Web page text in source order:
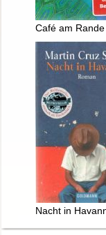
Café am
Nacht in